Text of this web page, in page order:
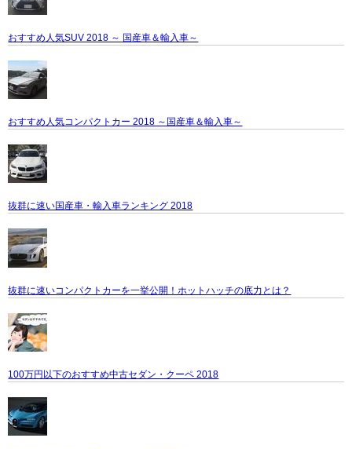
おすすめ人気SUV 2018 ～ 国産車＆輸入車～
おすすめ人気コンパクトカー 2018 ～国産車＆輸入車～
抜群に速い国産車・輸入車ランキング 2018
抜群に速いコンパクトカーを一挙公開！ホットハッチの底力とは？
100万円以下のおすすめ中古セダン・クーペ 2018